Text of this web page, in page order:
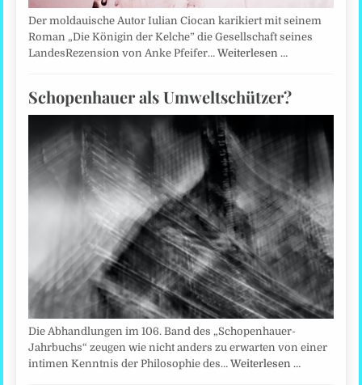
Der moldauische Autor Iulian Ciocan karikiert mit seinem
Roman „Die Königin der Kelche” die Gesellschaft seines
LandesRezension von Anke Pfeifer…Weiterlesen …
Schopenhauer als Umweltschützer?
Die Abhandlungen im 106. Band des „Schopenhauer-
Jahrbuchs“ zeugen wie nicht anders zu erwarten von einer
intimen Kenntnis der Philosophie des…Weiterlesen …